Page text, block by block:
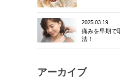
2025.03.19
痛みを早期で
法！
アーカイブ